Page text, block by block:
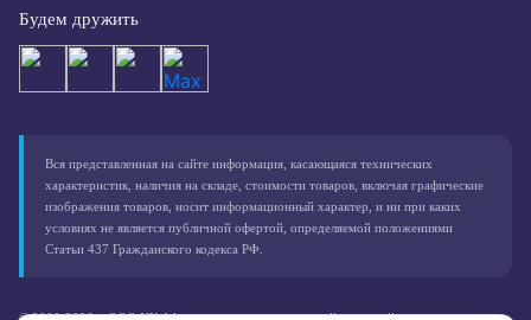
Будем дружить
Вся представленная на сайте информация, касающаяся технических
характеристик, наличия на складе, стоимости товаров, включая графические
изображения товаров, носит информационный характер, и ни при каких
условиях не является публичной офертой, определяемой положениями
Статьи 437 Гражданского кодекса РФ.